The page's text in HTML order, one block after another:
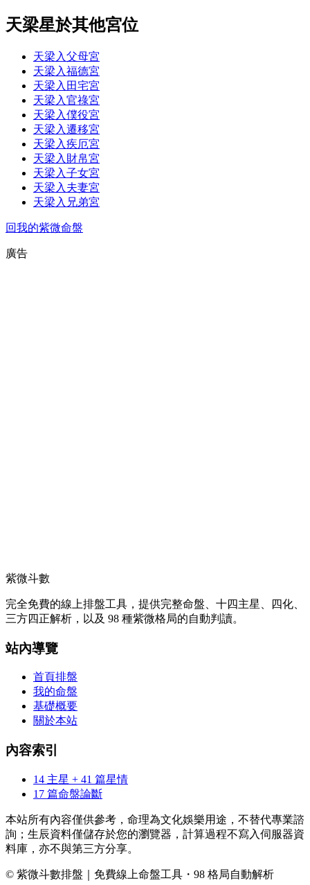
天梁星於其他宮位
天梁入父母宮
天梁入福德宮
天梁入田宅宮
天梁入官祿宮
天梁入僕役宮
天梁入遷移宮
天梁入疾厄宮
天梁入財帛宮
天梁入子女宮
天梁入夫妻宮
天梁入兄弟宮
回我的紫微命盤
廣告
紫微斗數
完全免費的線上排盤工具，提供完整命盤、十四主星、四化、
三方四正解析，以及 98 種紫微格局的自動判讀。
站內導覽
首頁排盤
我的命盤
基礎概要
關於本站
內容索引
14 主星 + 41 篇星情
17 篇命盤論斷
本站所有內容僅供參考，命理為文化娛樂用途，不替代專業諮
詢；生辰資料僅儲存於您的瀏覽器，計算過程不寫入伺服器資
料庫，亦不與第三方分享。
© 紫微斗數排盤｜免費線上命盤工具・98 格局自動解析